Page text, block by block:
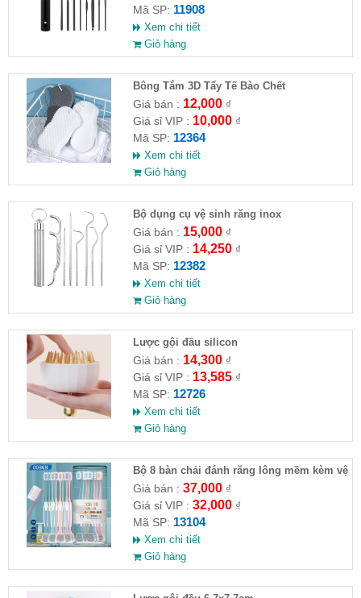
Mã SP: 11908
Xem chi tiết
Giỏ hàng
Bông Tắm 3D Tẩy Tế Bào Chết
Giá bán : 12,000₫
Giá sỉ VIP : 10,000₫
Mã SP: 12364
Xem chi tiết
Giỏ hàng
Bộ dụng cụ vệ sinh răng inox
Giá bán : 15,000₫
Giá sỉ VIP : 14,250₫
Mã SP: 12382
Xem chi tiết
Giỏ hàng
Lược gội đầu silicon
Giá bán : 14,300₫
Giá sỉ VIP : 13,585₫
Mã SP: 12726
Xem chi tiết
Giỏ hàng
Bộ 8 bàn chải đánh răng lông mềm kèm vệ
sinh lưỡi
Giá bán : 37,000₫
Giá sỉ VIP : 32,000₫
Mã SP: 13104
Xem chi tiết
Giỏ hàng